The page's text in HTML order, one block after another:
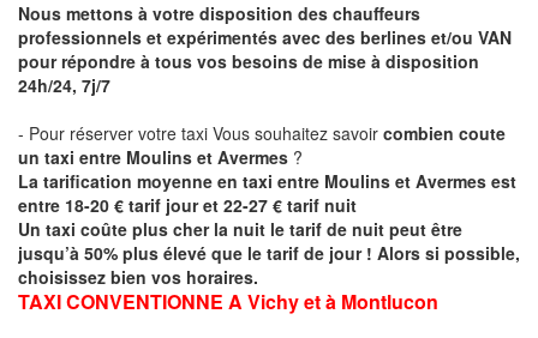
Nous mettons à votre disposition des chauffeurs
professionnels et expérimentés avec des berlines et/ou VAN
pour répondre à tous vos besoins de mise à disposition
24h/24, 7j/7
- Pour réserver votre taxi Vous souhaitez savoir combien coute
un taxi entre Moulins et Avermes ?
La tarification moyenne en taxi entre Moulins et Avermes est
entre 18-20 € tarif jour et 22-27 € tarif nuit
Un taxi coûte plus cher la nuit le tarif de nuit peut être
jusqu’à 50% plus élevé que le tarif de jour ! Alors si possible,
choisissez bien vos horaires.
TAXI CONVENTIONNE A Vichy et à Montlucon